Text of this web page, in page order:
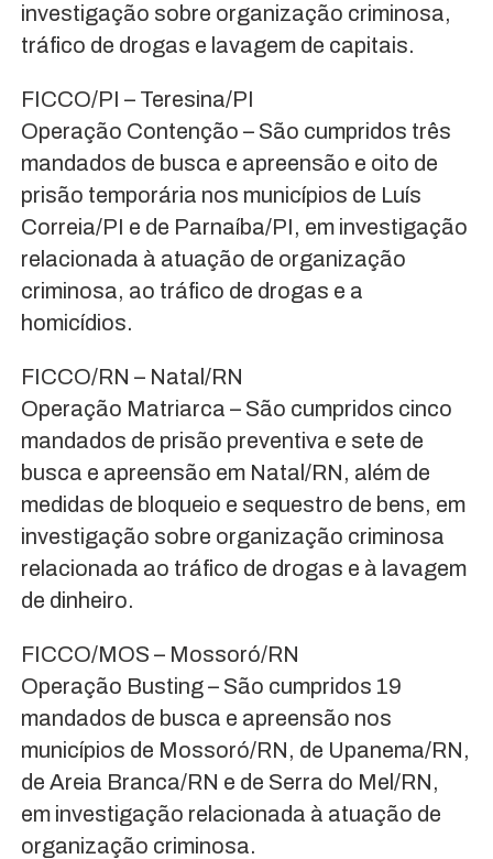
investigação sobre organização criminosa,
tráfico de drogas e lavagem de capitais.
FICCO/PI – Teresina/PI
Operação Contenção – São cumpridos três
mandados de busca e apreensão e oito de
prisão temporária nos municípios de Luís
Correia/PI e de Parnaíba/PI, em investigação
relacionada à atuação de organização
criminosa, ao tráfico de drogas e a
homicídios.
FICCO/RN – Natal/RN
Operação Matriarca – São cumpridos cinco
mandados de prisão preventiva e sete de
busca e apreensão em Natal/RN, além de
medidas de bloqueio e sequestro de bens, em
investigação sobre organização criminosa
relacionada ao tráfico de drogas e à lavagem
de dinheiro.
FICCO/MOS – Mossoró/RN
Operação Busting – São cumpridos 19
mandados de busca e apreensão nos
municípios de Mossoró/RN, de Upanema/RN,
de Areia Branca/RN e de Serra do Mel/RN,
em investigação relacionada à atuação de
organização criminosa.